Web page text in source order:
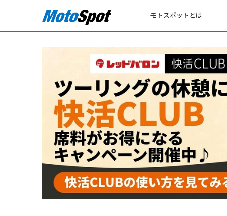
モトスポットとは